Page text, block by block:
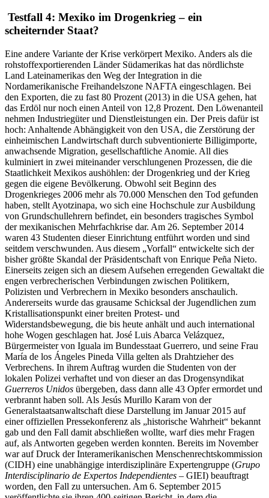
Testfall 4: Mexiko im Drogenkrieg – ein
scheiternder Staat?
Eine andere Variante der Krise verkörpert Mexiko. Anders als die
rohstoffexportierenden Länder Südamerikas hat das nördlichste
Land Lateinamerikas den Weg der Integration in die
Nordamerikanische Freihandelszone NAFTA eingeschlagen. Bei
den Exporten, die zu fast 80 Prozent (2013) in die USA gehen, hat
das Erdöl nur noch einen Anteil von 12,8 Prozent. Den Löwenanteil
nehmen Industriegüter und Dienstleistungen ein. Der Preis dafür ist
hoch: Anhaltende Abhängigkeit von den USA, die Zerstörung der
einheimischen Landwirtschaft durch subventionierte Billigimporte,
anwachsende Migration, gesellschaftliche Anomie. All dies
kulminiert in zwei miteinander verschlungenen Prozessen, die die
Staatlichkeit Mexikos aushöhlen: der Drogenkrieg und der Krieg
gegen die eigene Bevölkerung. Obwohl seit Beginn des
Drogenkrieges 2006 mehr als 70.000 Menschen den Tod gefunden
haben, stellt Ayotzinapa, wo sich eine Hochschule zur Ausbildung
von Grundschullehrern befindet, ein besonders tragisches Symbol
der mexikanischen Mehrfachkrise dar. Am 26. September 2014
waren 43 Studenten dieser Einrichtung entführt worden und sind
seitdem verschwunden. Aus diesem „Vorfall“ entwickelte sich der
bisher größte Skandal der Präsidentschaft von Enrique Peña Nieto.
Einerseits zeigen sich an diesem Aufsehen erregenden Gewaltakt die
engen verbrecherischen Verbindungen zwischen Politikern,
Polizisten und Verbrechern in Mexiko besonders anschaulich.
Andererseits wurde das grausame Schicksal der Jugendlichen zum
Kristallisationspunkt einer breiten Protest- und
Widerstandsbewegung, die bis heute anhält und auch international
hohe Wogen geschlagen hat. José Luis Abarca Velázquez,
Bürgermeister von Iguala im Bundesstaat Guerrero, und seine Frau
María de los Ángeles Pineda Villa gelten als Drahtzieher des
Verbrechens. In ihrem Auftrag wurden die Studenten von der
lokalen Polizei verhaftet und von dieser an das Drogensyndikat
Guerreros Unidos übergeben, dass dann alle 43 Opfer ermordet und
verbrannt haben soll. Als Jesús Murillo Karam von der
Generalstaatsanwaltschaft diese Darstellung im Januar 2015 auf
einer offiziellen Pressekonferenz als „historische Wahrheit“ bekannt
gab und den Fall damit abschließen wollte, warf dies mehr Fragen
auf, als Antworten gegeben werden konnten. Bereits im November
war auf Druck der Interamerikanischen Menschenrechtskommission
(CIDH) eine unabhängige interdisziplinäre Expertengruppe (Grupo
Interdisciplinario de Expertos Independientes – GIEI) beauftragt
worden, den Fall zu untersuchen. Am 6. September 2015